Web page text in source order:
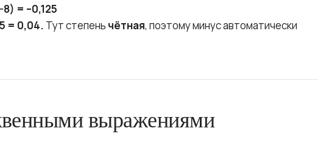
= –0,125
= 0,04. Тут степень чётная, поэтому минус автоматически
выражениями